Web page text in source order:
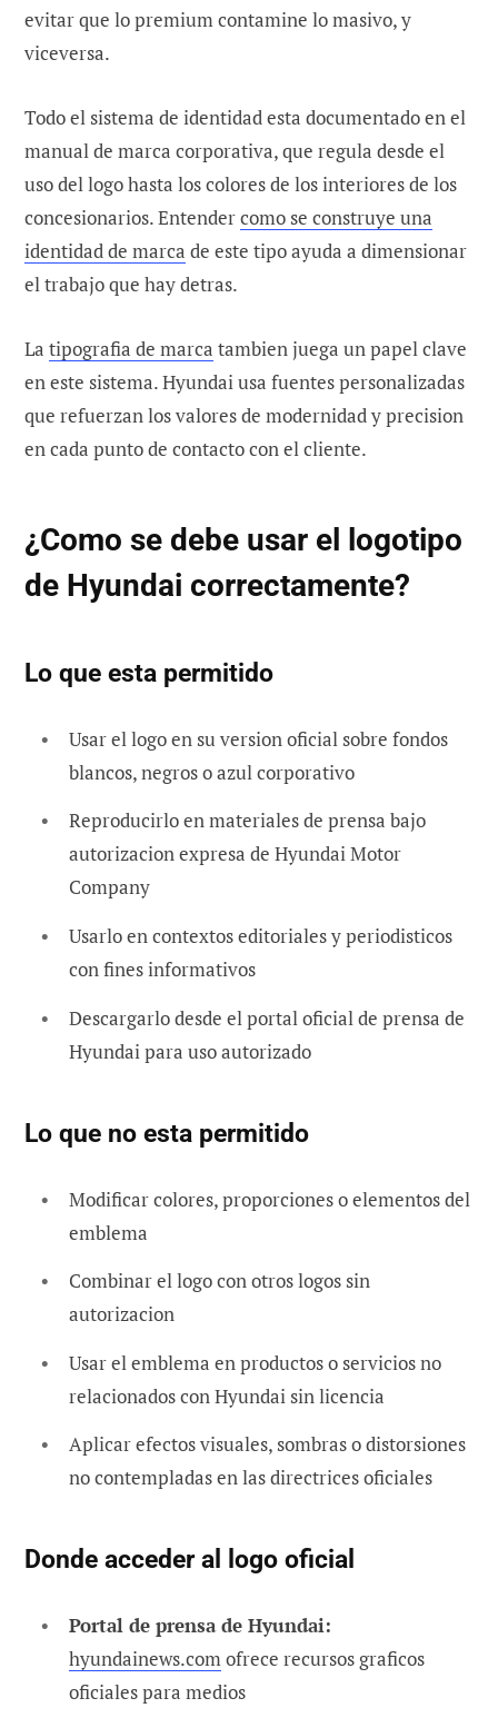
evitar que lo premium contamine lo masivo, y
viceversa.
Todo el sistema de identidad esta documentado en el
manual de marca corporativa, que regula desde el
uso del logo hasta los colores de los interiores de los
concesionarios. Entendercomo se construye una
identidad de marca de este tipo ayuda a dimensionar
el trabajo que hay detras.
La tipografia de marca tambien juega un papel clave
en este sistema. Hyundai usa fuentes personalizadas
que refuerzan los valores de modernidad y precision
en cada punto de contacto con el cliente.
¿Como se debe usar el logotipo
de Hyundai correctamente?
Lo que esta permitido
Usar el logo en su version oficial sobre fondos
blancos, negros o azul corporativo
Reproducirlo en materiales de prensa bajo
autorizacion expresa de Hyundai Motor
Company
Usarlo en contextos editoriales y periodisticos
con fines informativos
Descargarlo desde el portal oficial de prensa de
Hyundai para uso autorizado
Lo que no esta permitido
Modificar colores, proporciones o elementos del
emblema
Combinar el logo con otros logos sin
autorizacion
Usar el emblema en productos o servicios no
relacionados con Hyundai sin licencia
Aplicar efectos visuales, sombras o distorsiones
no contempladas en las directrices oficiales
Donde acceder al logo oficial
Portal de prensa de Hyundai:
hyundainews.comofrece recursos graficos
oficiales para medios